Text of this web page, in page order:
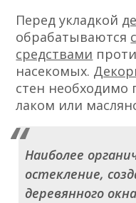
Перед укладкой
обрабатываются
средствами
насекомых.
стен необходимо
лаком или
Наиболее
остекление,
деревянного